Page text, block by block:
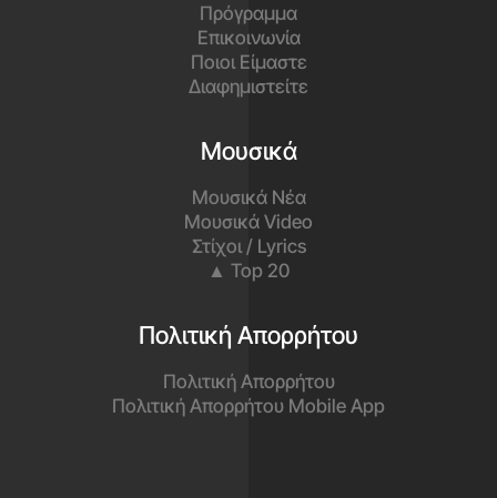
Πρόγραμμα
Επικοινωνία
Ποιοι Είμαστε
Διαφημιστείτε
Μουσικά
Μουσικά Νέα
Μουσικά Video
Στίχοι / Lyrics
▲ Top 20
Πολιτική Απορρήτου
Πολιτική Απορρήτου
Πολιτική Απορρήτου Mobile App